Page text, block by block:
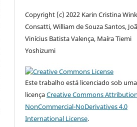
Copyright (c) 2022 Karin Cristina Wink
Consatti, William de Souza Santos,
Vinícius Batista Valença, Maíra Tiemi
Yoshizumi
Este trabalho está licenciado sob uma
licençaCreative Commons
NonCommercial-NoDerivatives 4.0
International License.